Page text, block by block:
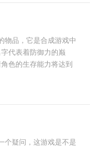
物品，它是合成游戏中
代表着防御力的巅
色的生存能力将达到
个疑问，这游戏是不是